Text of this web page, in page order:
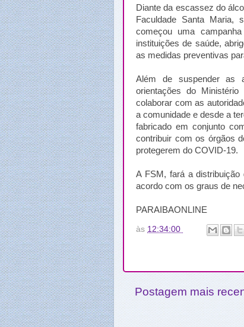
Diante da escassez do
Faculdade Santa Maria,
começou uma
instituições de saúde,
as medidas preventivas
Além de suspender as
orientações do
colaborar com as
a comunidade e desde a
fabricado em conjunto
contribuir com os órgãos
protegerem do COVID-19.
A FSM, fará a distribuição
acordo com os graus de
PARAIBAONLINE
às 12:34:00
Postagem mais